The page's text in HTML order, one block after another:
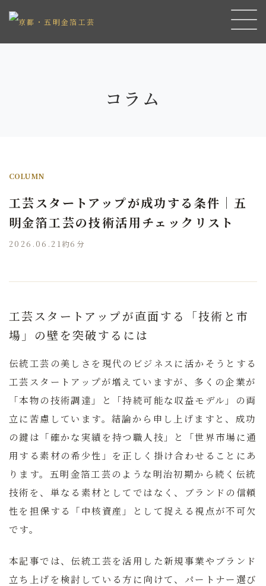
コラム
COLUMN
工芸スタートアップが成功する条件｜五
明金箔工芸の技術活用チェックリスト
2026.06.21約6分
工芸スタートアップが直面する「技術と市
場」の壁を突破するには
伝統工芸の美しさを現代のビジネスに活かそうとする
工芸スタートアップが増えていますが、多くの企業が
「本物の技術調達」と「持続可能な収益モデル」の両
立に苦慮しています。結論から申し上げますと、成功
の鍵は 「確かな実績を持つ職人技」と「世界市場に通
用する素材の希少性」を正しく掛け合わせること にあ
ります。五明金箔工芸のような明治初期から続く伝統
技術を、単なる素材としてではなく、ブランドの信頼
性を担保する「中核資産」として捉える視点が不可欠
です。
本記事では、伝統工芸を活用した新規事業やブランド
立ち上げを検討している方に向けて、パートナー選び